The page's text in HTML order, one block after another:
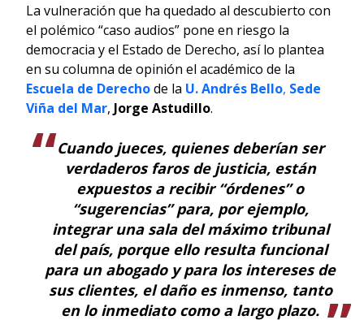
La vulneración que ha quedado al descubierto con
el polémico “caso audios” pone en riesgo la
democracia y el Estado de Derecho, así lo plantea
en su columna de opinión el académico de la
Escuela de Derechode la U. Andrés Bello, Sede
Viña del Mar, Jorge Astudillo.
Cuando jueces, quienes deberían ser
verdaderos faros de justicia, están
expuestos a recibir “órdenes” o
“sugerencias” para, por ejemplo,
integrar una sala del máximo tribunal
del país, porque ello resulta funcional
para un abogado y para los intereses de
sus clientes, el daño es inmenso, tanto
en lo inmediato como a largo plazo.